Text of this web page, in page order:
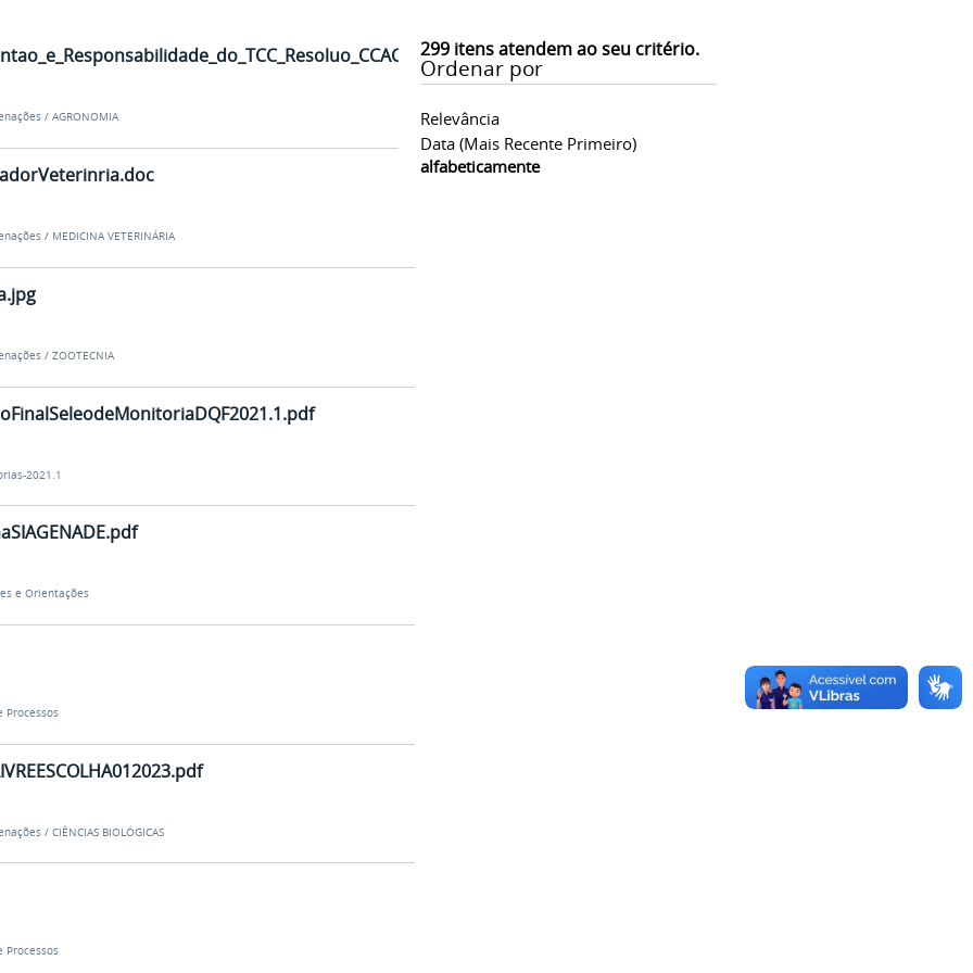
299itens atendem ao seu critério.
Ordenar por
Relevância
Data (mais Recente Primeiro)
alfabeticamente
/ AGRONOMIA
/ MEDICINA VETERINÁRIA
/ ZOOTECNIA
2021.1
e Orientações
Processos
/ CIÊNCIAS BIOLÓGICAS
Processos